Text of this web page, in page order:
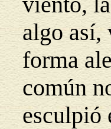
algo así,
forma
común
esculpió